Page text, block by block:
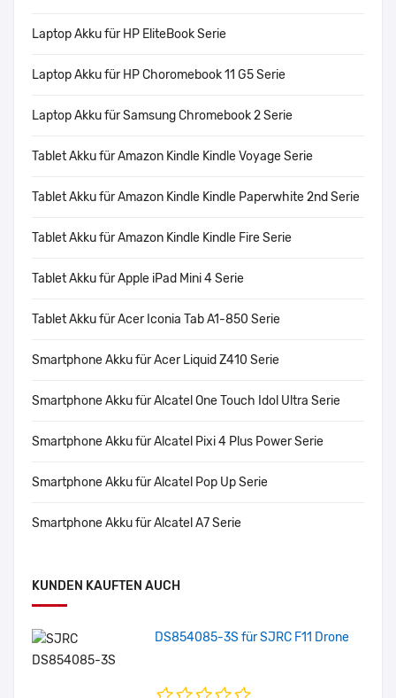
Laptop Akku für HP EliteBook Serie
Laptop Akku für HP Choromebook 11 G5 Serie
Laptop Akku für Samsung Chromebook 2 Serie
Tablet Akku für Amazon Kindle Kindle Voyage Serie
Tablet Akku für Amazon Kindle Kindle Paperwhite 2nd Serie
Tablet Akku für Amazon Kindle Kindle Fire Serie
Tablet Akku für Apple iPad Mini 4 Serie
Tablet Akku für Acer Iconia Tab A1-850 Serie
Smartphone Akku für Acer Liquid Z410 Serie
Smartphone Akku für Alcatel One Touch Idol Ultra Serie
Smartphone Akku für Alcatel Pixi 4 Plus Power Serie
Smartphone Akku für Alcatel Pop Up Serie
Smartphone Akku für Alcatel A7 Serie
KUNDEN KAUFTEN AUCH
DS854085-3S für SJRC F11 Drone